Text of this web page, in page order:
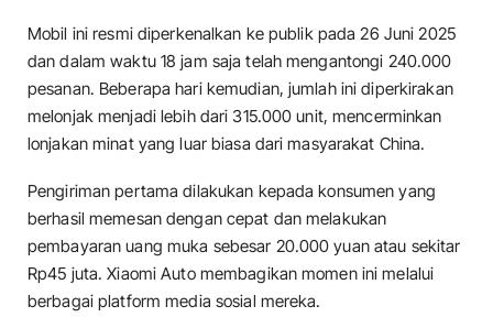
Mobil ini resmi diperkenalkan ke publik pada 26 Juni 2025
dan dalam waktu 18 jam saja telah mengantongi 240.000
pesanan. Beberapa hari kemudian, jumlah ini diperkirakan
melonjak menjadi lebih dari 315.000 unit, mencerminkan
lonjakan minat yang luar biasa dari masyarakat China.
Pengiriman pertama dilakukan kepada konsumen yang
berhasil memesan dengan cepat dan melakukan
pembayaran uang muka sebesar 20.000 yuan atau sekitar
Rp45 juta. Xiaomi Auto membagikan momen ini melalui
berbagai platform media sosial mereka.